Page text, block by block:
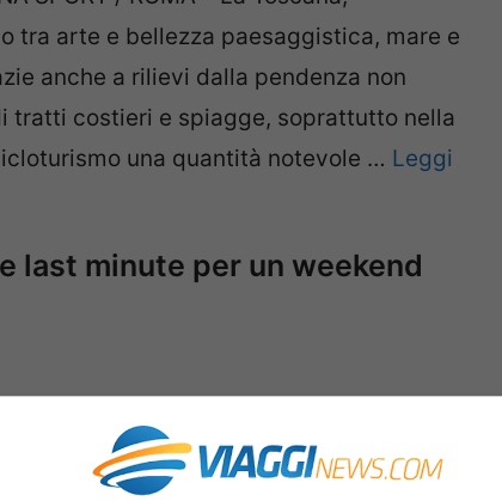
tra arte e bellezza paesaggistica, mare e
anche a rilievi dalla pendenza non
tratti costieri e spiagge, soprattutto nella
una quantità notevole … Leggi
last minute per un weekend
MINUTE / ROMA – Il giorno più romantico
è alle porte e gli innamorati è bene che